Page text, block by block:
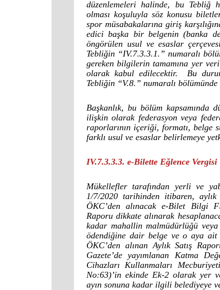
düzenlemeleri halinde, bu Tebliğ
olması koşuluyla söz konusu
spor müsabakalarına giriş
edici başka bir belgenin (banka
öngörülen usul ve esaslar
Tebliğin “IV.7.3.3.1.” numaralı
gereken bilgilerin tamamına yer
olarak kabul edilecektir. Bu
Tebliğin “V.8.” numaralı
Başkanlık, bu bölüm kapsamında
ilişkin olarak federasyon veya
raporlarının içeriği, formatı, belge
farklı usul ve esaslar belirlemeye
IV.7.3.3.3. e-Bilette Eğlence Vergisi
Mükellefler tarafından yerli ve
1/7/2020 tarihinden itibaren,
ÖKC’den alınacak e-Bilet Bilgi
Raporu dikkate alınarak
kadar mahallin malmüdürlüğü
ödendiğine dair belge ve o aya ait
ÖKC’den alınan Aylık Satış
Gazete’de yayımlanan Katma
Cihazları Kullanmaları
No:63)’in ekinde Ek-2 olarak yer
ayın sonuna kadar ilgili belediyeye